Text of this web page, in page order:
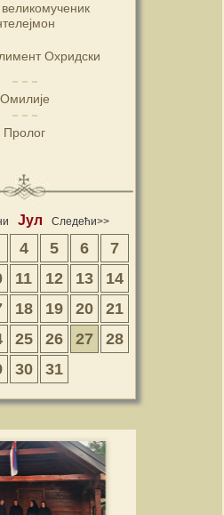
Охридски
Омилије
Пролог
Јул Следећи>>
4 5 6
7
11 12 13
14
18 19 20
21
25 26 27
28
30 31